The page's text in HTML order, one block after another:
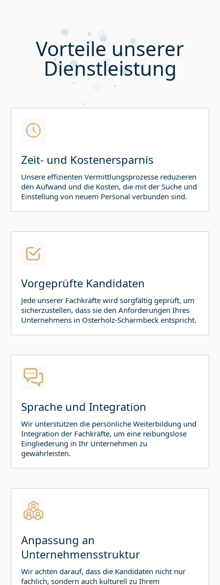
Vorteile unserer
Dienstleistung
Zeit- und Kostenersparnis
Unsere effizienten Vermittlungsprozesse reduzieren
den Aufwand und die Kosten, die mit der Suche und
Einstellung von neuem Personal verbunden sind.
Vorgeprüfte Kandidaten
Jede unserer Fachkräfte wird sorgfältig geprüft, um
sicherzustellen, dass sie den Anforderungen Ihres
Unternehmens in Osterholz-Scharmbeck entspricht.
Sprache und Integration
Wir unterstützen die persönliche Weiterbildung und
Integration der Fachkräfte, um eine reibungslose
Eingliederung in Ihr Unternehmen zu
gewährleisten.
Anpassung an
Unternehmensstruktur
Wir achten darauf, dass die Kandidaten nicht nur
fachlich, sondern auch kulturell zu Ihrem